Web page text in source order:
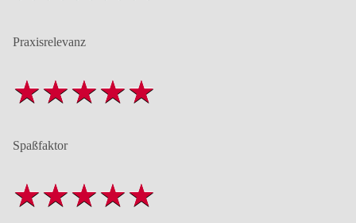
Praxisrelevanz
Spaßfaktor